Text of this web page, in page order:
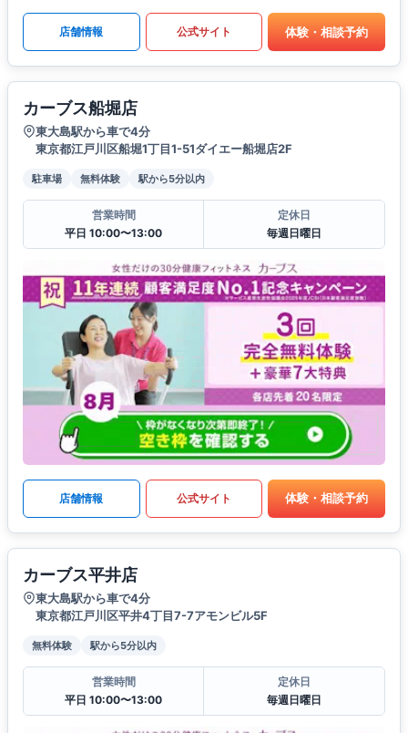
店舗情報 公式サイト 体験・相談予約
カーブス船堀店
東大島駅から車で4分
東京都江戸川区船堀1丁目1-51ダイエー船堀店2F
駐車場 無料体験 駅から5分以内
営業時間
平日 10:00〜13:00
定休日
毎週日曜日
店舗情報 公式サイト 体験・相談予約
カーブス平井店
東大島駅から車で4分
東京都江戸川区平井4丁目7-7アモンビル5F
無料体験 駅から5分以内
営業時間
平日 10:00〜13:00
定休日
毎週日曜日